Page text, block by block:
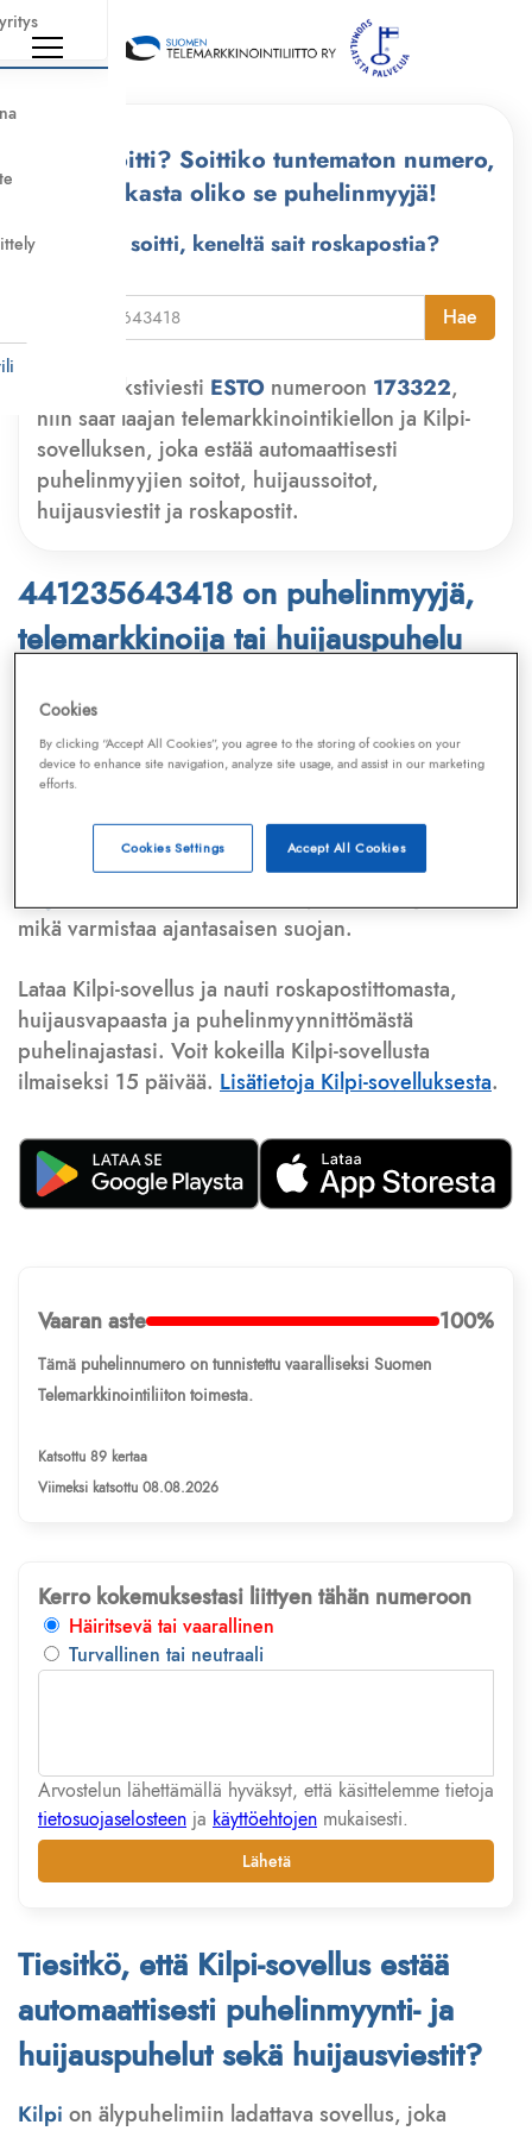
Kuka soitti? Soittiko tuntematon numero,
tarkasta oliko se puhelinmyyjä!
Kuka soitti, keneltä sait roskapostia?
Hae
Lähetä tekstiviesti ESTO numeroon 173322,
niin saat laajan telemarkkinointikiellon ja Kilpi-
sovelluksen, joka estää automaattisesti
puhelinmyyjien soitot, huijaussoitot,
huijausviestit ja roskapostit.
441235643418 on puhelinmyyjä,
telemarkkinoija tai huijauspuhelu
Puhelinnumero
Telemarkkinointiliiton jaKilpi-sovelluksen
tietokannasta, joka kattaa satoja tuhansia
Lisäksi tunnistamme automaattisesti, jos kyseessä on
puhelinhuijarin numero, sähköpostiosoitetai
huijausviesti. Tietokantaamme päivitetään jatkuvasti,
mikä varmistaa ajantasaisen suojan.
Lataa Kilpi-sovellus ja nauti roskapostittomasta,
huijausvapaasta ja puhelinmyynnittömästä
puhelinajastasi. Voit kokeilla Kilpi-sovellusta
ilmaiseksi 15 päivää. Lisätietoja Kilpi-sovelluksesta.
Vaaran aste 100%
Tämä puhelinnumero on tunnistettu vaaralliseksi Suomen
Telemarkkinointiliiton toimesta.
Katsottu 89 kertaa
Viimeksi katsottu 08.08.2026
Kerro kokemuksestasi liittyen tähän numeroon
Häiritsevä tai vaarallinen
Turvallinen tai neutraali
Arvostelun lähettämällä hyväksyt, että käsittelemme tietoja
tietosuojaselosteen ja käyttöehtojen mukaisesti.
Lähetä
Tiesitkö, että Kilpi-sovellus estää
automaattisesti puhelinmyynti- ja
huijauspuhelut sekä huijausviestit?
Kilpi on älypuhelimiin ladattava sovellus, joka
Cookies
By clicking “Accept All Cookies”, you agree to the storing of cookies on your
device to enhance site navigation, analyze site usage, and assist in our marketing
efforts.
Accept All Cookies
Cookies Settings